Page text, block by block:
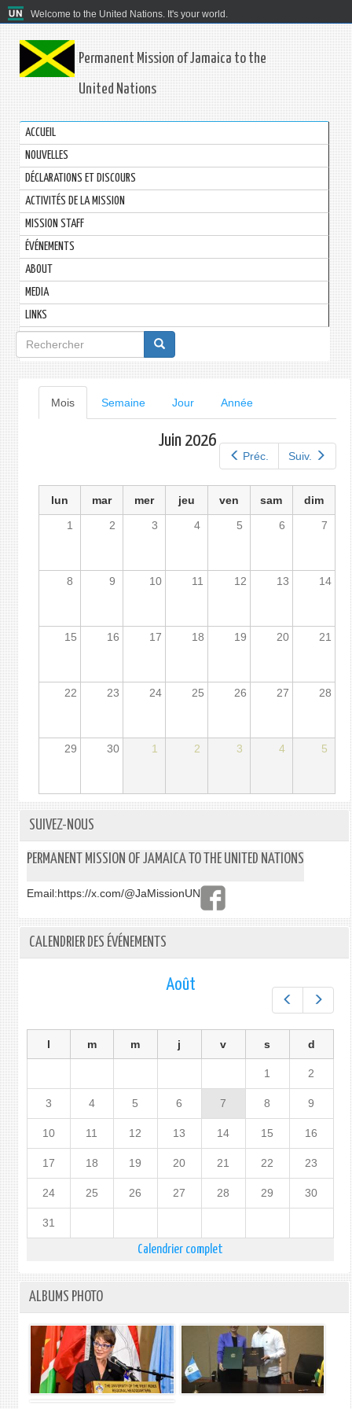
Welcome to the United Nations. It's your world.
Permanent Mission of Jamaica to the
United Nations
ACCUEIL
NOUVELLES
DÉCLARATIONS ET DISCOURS
ACTIVITÉS DE LA MISSION
MISSION STAFF
ÉVÉNEMENTS
ABOUT
MEDIA
LINKS
Formulaire
de
recherche
Onglets
principaux
Mois(onglet
actif)
Semaine Jour Année
Préc. Suiv.
Juin 2026
lun mar mer jeu ven sam
dim
1
2 3 4 5 6 7
8 9 10 11 12 13 14
15 16 17 18 19 20 21
22 23 24 25 26 27 28
29 30 1 2 3 4 5
SUIVEZ-NOUS
PERMANENT MISSION OF JAMAICA TO THE UNITED NATIONS
Email:https://x.com/@JaMissionUN
CALENDRIER DES ÉVÉNEMENTS
Préc.
Août
l m m j v s d
1 2
3 4 5 6 7 8 9
10 11 12 13 14 15 16
17 18 19 20 21 22 23
24 25 26 27 28 29 30
31
Calendrier complet
ALBUMS PHOTO